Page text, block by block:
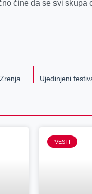
čine da se svi skupa
VESTI